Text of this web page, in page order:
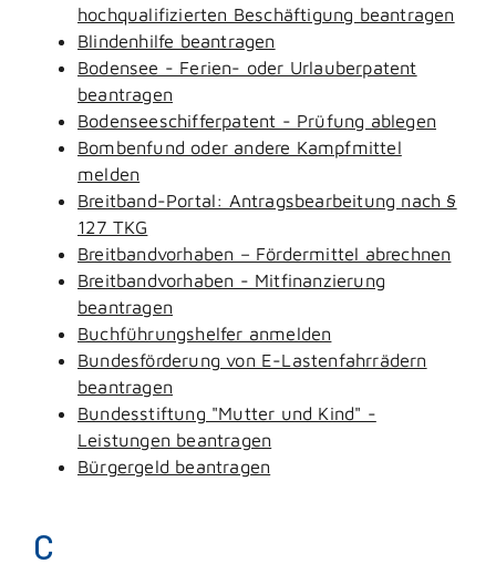
hochqualifizierten Beschäftigung beantragen
Blindenhilfe beantragen
Bodensee - Ferien- oder Urlauberpatent
beantragen
Bodenseeschifferpatent - Prüfung ablegen
Bombenfund oder andere Kampfmittel
melden
Breitband-Portal: Antragsbearbeitung nach §
127 TKG
Breitbandvorhaben – Fördermittel abrechnen
Breitbandvorhaben - Mitfinanzierung
beantragen
Buchführungshelfer anmelden
Bundesförderung von E-Lastenfahrrädern
beantragen
Bundesstiftung "Mutter und Kind" -
Leistungen beantragen
Bürgergeld beantragen
C